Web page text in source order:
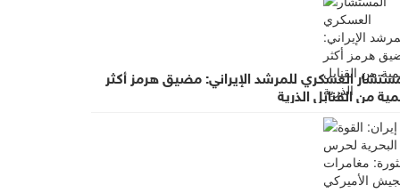
العسكري للمرشد الإيراني: مضيق هرمز أكثر
من القنابل الذرية